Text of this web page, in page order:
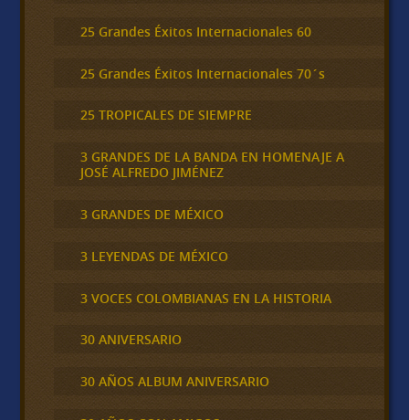
25 Grandes Éxitos Internacionales 60
25 Grandes Éxitos Internacionales 70´s
25 TROPICALES DE SIEMPRE
3 GRANDES DE LA BANDA EN HOMENAJE A
JOSÉ ALFREDO JIMÉNEZ
3 GRANDES DE MÉXICO
3 LEYENDAS DE MÉXICO
3 VOCES COLOMBIANAS EN LA HISTORIA
30 ANIVERSARIO
30 AÑOS ALBUM ANIVERSARIO